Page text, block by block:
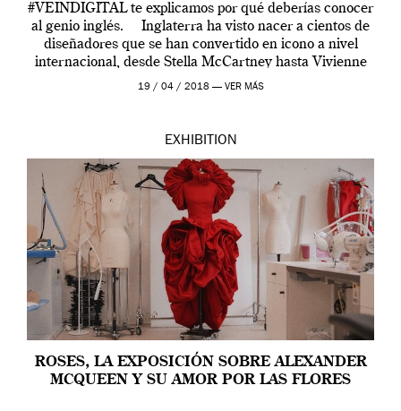
#VEINDIGITAL te explicamos por qué deberías conocer
al genio inglés. Inglaterra ha visto nacer a cientos de
diseñadores que se han convertido en icono a nivel
internacional, desde Stella McCartney hasta Vivienne
Westwood pasando […]
19 / 04 / 2018 — VER MÁS
EXHIBITION
ROSES, LA EXPOSICIÓN SOBRE ALEXANDER
MCQUEEN Y SU AMOR POR LAS FLORES